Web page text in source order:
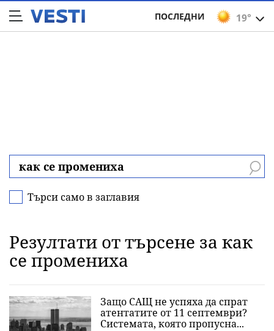
19°
ПОСЛЕДНИ
Търси само в заглавия
Резултати от търсене за как
се промениха
Защо САЩ не успяха да спрат
атентатите от 11 септември?
Системата, която пропусна...